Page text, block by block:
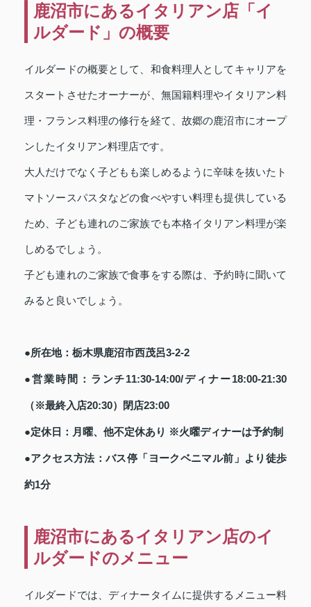
鹿沼市にあるイタリアン店「イ
ルダード」の概要
イルダードの概要として、和食料理人としてキャリアを
スタートさせたオーナーが、無国籍料理やイタリアン料
理・フランス料理の修行を経て、故郷の鹿沼市にオープ
ンしたイタリアン料理店です。
大人だけでなく子どもも楽しめるように辛味を抜いたト
マトソースパスタなどの食べやすい料理も提供している
ため、子ども連れのご家族でも本格イタリアン料理が楽
しめるでしょう。
子ども連れのご家族で食事をする際は、予約時に聞いて
みると良いでしょう。
●所在地：栃木県鹿沼市西茂呂3-2-2
●営業時間：ランチ11:30-14:00/ディナー18:00-21:30
（※最終入店20:30）閉店23:00
●定休日：月曜、他不定休あり ※火曜ディナーは予約制
●アクセス方法：バス停「ヨークベニマル前」より徒歩
約1分
鹿沼市にあるイタリアン店のイ
ルダードのメニュー
イルダードでは、ディナータイムに提供するメニュー料